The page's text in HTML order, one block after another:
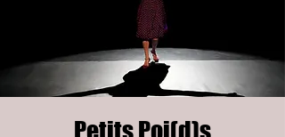
Petits Poi(d)s